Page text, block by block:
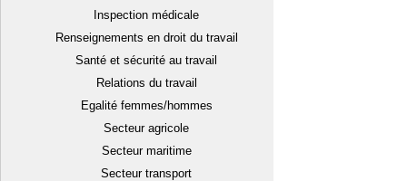
Inspection médicale
Renseignements en droit du travail
Santé et sécurité au travail
Relations du travail
Egalité femmes/hommes
Secteur agricole
Secteur maritime
Secteur transport